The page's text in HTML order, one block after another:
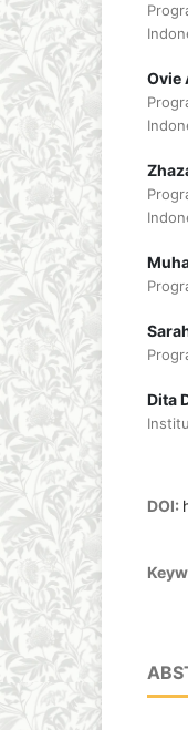
Ovie
Dita
DOI: